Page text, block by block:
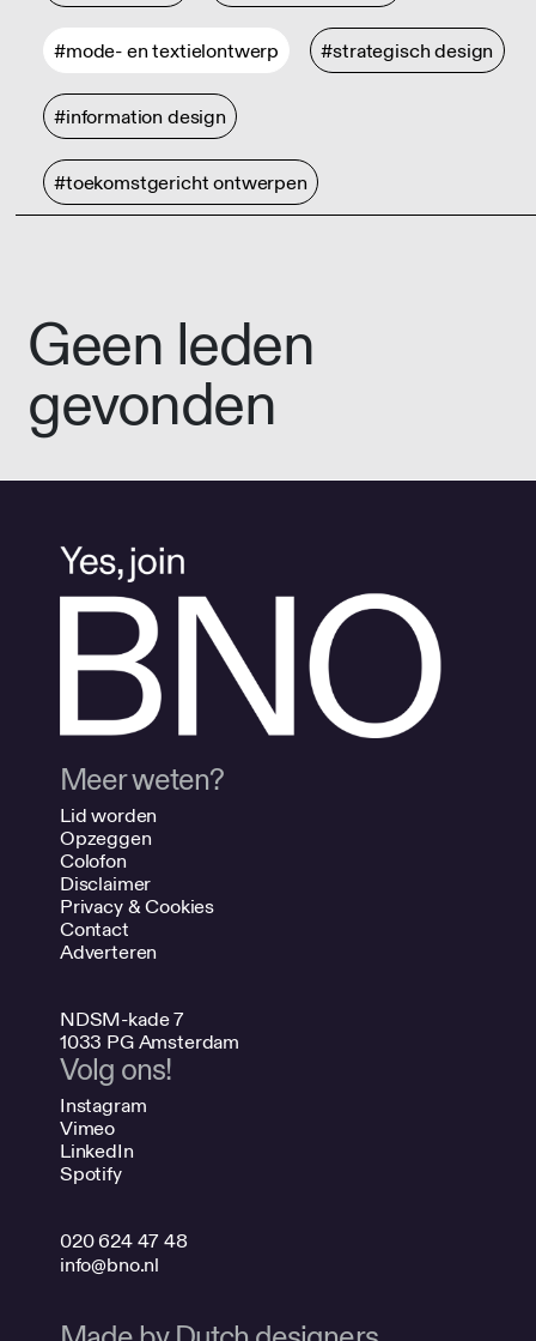
#mode- en textielontwerp #strategisch design
#information design
#toekomstgericht ontwerpen
Geen leden
gevonden
Meer weten?
Lid worden
Opzeggen
Colofon
Disclaimer
Privacy & Cookies
Contact
Adverteren
NDSM-kade 7
1033 PG Amsterdam
Volg ons!
Instagram
Vimeo
LinkedIn
Spotify
020 624 47 48
info@bno.nl